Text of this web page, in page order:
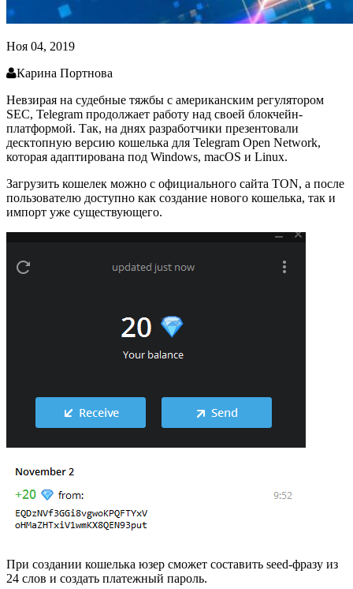
Ноя 04, 2019
Карина Портнова
Невзирая на судебные тяжбы с американским регулятором
SEC, Telegram продолжает работу над своей блокчейн-
платформой. Так, на днях разработчики презентовали
десктопную версию кошелька для Telegram Open Network,
которая адаптирована под Windows, macOS и Linux.
Загрузить кошелек можно с официального сайта TON, а после
пользователю доступно как создание нового кошелька, так и
импорт уже существующего.
При создании кошелька юзер сможет составить seed-фразу из
24 слов и создать платежный пароль.